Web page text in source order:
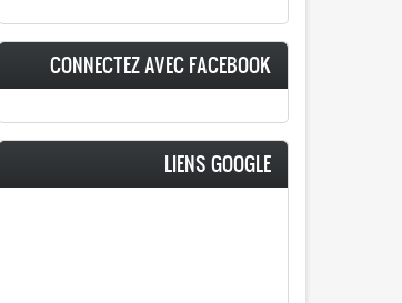
CONNECTEZ AVEC FACEBOOK
LIENS GOOGLE